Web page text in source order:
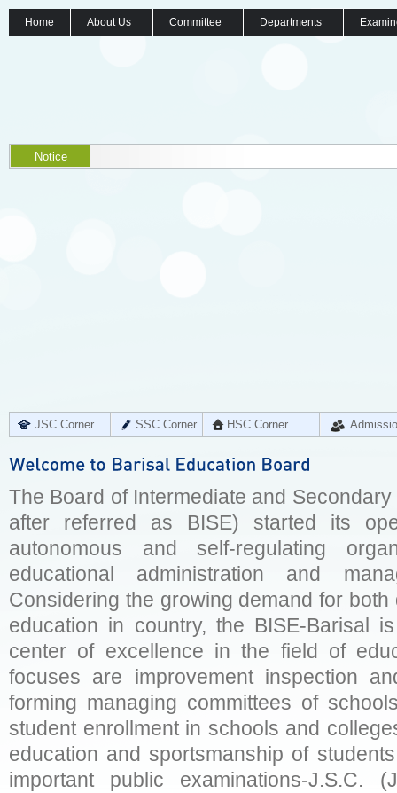
Home About Us Committee Departments
Notice
JSC Corner SSC Corner HSC Corner
The Board of Intermediate and
after referred as BISE) started its
autonomous and self-regulating
educational administration and
Considering the growing demand for
education in country, the BISE-Barisal
center of excellence in the field of
focuses are improvement inspection
forming managing committees of
student enrollment in schools and
education and sportsmanship of
important public examinations-J.S.C.